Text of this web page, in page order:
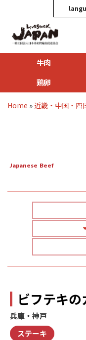
牛肉
鶏卵
Home » 近畿・中国・四
Japanese Beef
ビフテキ
兵庫・神戸
ステーキ